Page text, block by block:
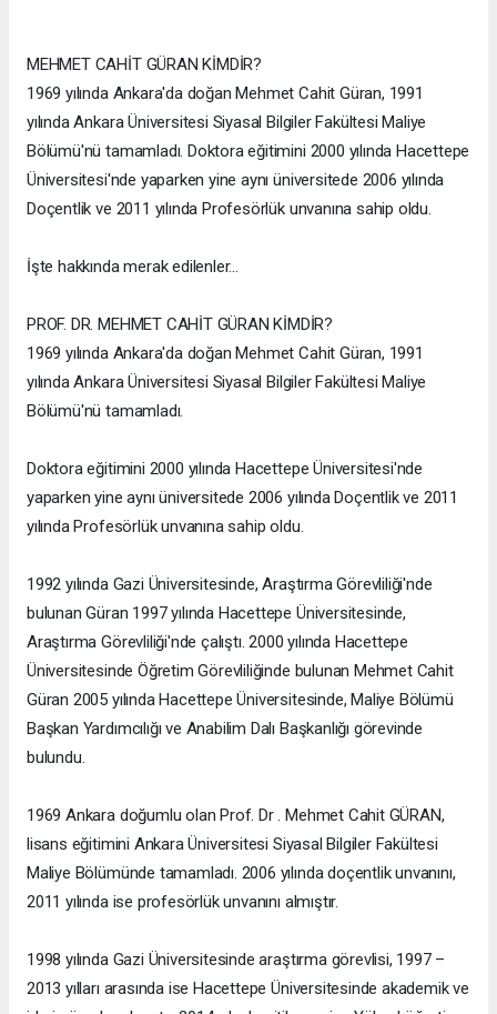
MEHMET CAHİT GÜRAN KİMDİR?
1969 yılında Ankara'da doğan Mehmet Cahit Güran, 1991
yılında Ankara Üniversitesi Siyasal Bilgiler Fakültesi Maliye
Bölümü'nü tamamladı. Doktora eğitimini 2000 yılında Hacettepe
Üniversitesi'nde yaparken yine aynı üniversitede 2006 yılında
Doçentlik ve 2011 yılında Profesörlük unvanına sahip oldu.
İşte hakkında merak edilenler...
PROF. DR. MEHMET CAHİT GÜRAN KİMDİR?
1969 yılında Ankara'da doğan Mehmet Cahit Güran, 1991
yılında Ankara Üniversitesi Siyasal Bilgiler Fakültesi Maliye
Bölümü'nü tamamladı.
Doktora eğitimini 2000 yılında Hacettepe Üniversitesi'nde
yaparken yine aynı üniversitede 2006 yılında Doçentlik ve 2011
yılında Profesörlük unvanına sahip oldu.
1992 yılında Gazi Üniversitesinde, Araştırma Görevliliği'nde
bulunan Güran 1997 yılında Hacettepe Üniversitesinde,
Araştırma Görevliliği'nde çalıştı. 2000 yılında Hacettepe
Üniversitesinde Öğretim Görevliliğinde bulunan Mehmet Cahit
Güran 2005 yılında Hacettepe Üniversitesinde, Maliye Bölümü
Başkan Yardımcılığı ve Anabilim Dalı Başkanlığı görevinde
bulundu.
1969 Ankara doğumlu olan Prof. Dr . Mehmet Cahit GÜRAN,
lisans eğitimini Ankara Üniversitesi Siyasal Bilgiler Fakültesi
Maliye Bölümünde tamamladı. 2006 yılında doçentlik unvanını,
2011 yılında ise profesörlük unvanını almıştır.
1998 yılında Gazi Üniversitesinde araştırma görevlisi, 1997 –
2013 yılları arasında ise Hacettepe Üniversitesinde akademik ve